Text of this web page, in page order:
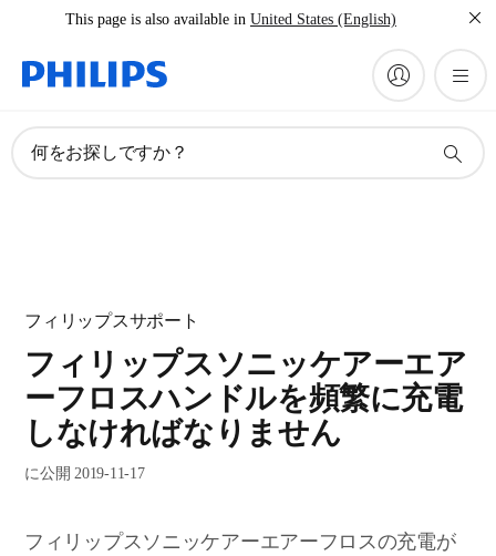
This page is also available in United States (English)
何をお探しですか？
フィリップスサポート
フィリップスソニッケアーエア
ーフロスハンドルを頻繁に充電
しなければなりません
に公開 2019-11-17
フィリップスソニッケアーエアーフロスの充電が